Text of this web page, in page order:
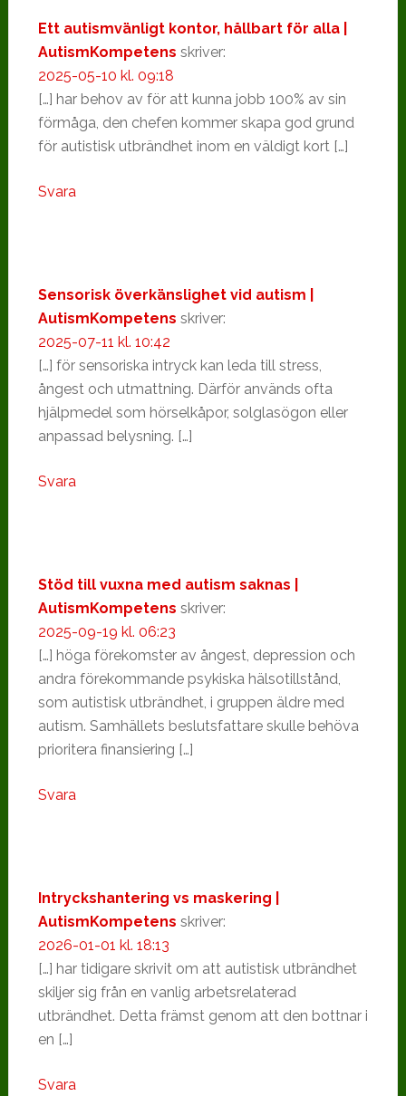
Ett autismvänligt kontor, hållbart för alla |
AutismKompetens skriver:
2025-05-10 kl. 09:18
[…] har behov av för att kunna jobb 100% av sin
förmåga, den chefen kommer skapa god grund
för autistisk utbrändhet inom en väldigt kort […]
Svara
Sensorisk överkänslighet vid autism |
AutismKompetens skriver:
2025-07-11 kl. 10:42
[…] för sensoriska intryck kan leda till stress,
ångest och utmattning. Därför används ofta
hjälpmedel som hörselkåpor, solglasögon eller
anpassad belysning. […]
Svara
Stöd till vuxna med autism saknas |
AutismKompetens skriver:
2025-09-19 kl. 06:23
[…] höga förekomster av ångest, depression och
andra förekommande psykiska hälsotillstånd,
som autistisk utbrändhet, i gruppen äldre med
autism. Samhällets beslutsfattare skulle behöva
prioritera finansiering […]
Svara
Intryckshantering vs maskering |
AutismKompetens skriver:
2026-01-01 kl. 18:13
[…] har tidigare skrivit om att autistisk utbrändhet
skiljer sig från en vanlig arbetsrelaterad
utbrändhet. Detta främst genom att den bottnar i
en […]
Svara